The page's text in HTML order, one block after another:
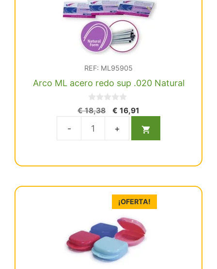
REF: ML95905
Arco ML acero redo sup .020 Natural
0
d
5
€18,38
El
original
€ 16,91
actual
Arco
sup
.020
Natural
cantidad
¡OFERTA!